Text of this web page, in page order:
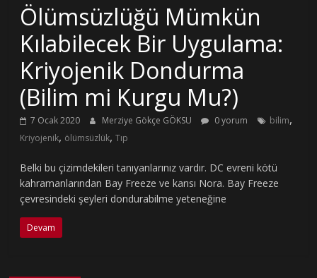
Ölümsüzlüğü Mümkün
Kılabilecek Bir Uygulama:
Kriyojenik Dondurma
(Bilim mi Kurgu Mu?)
7 Ocak 2020 Merziye Gökçe GÖKSU 0 yorum bilim,
Kriyojenik, ölümsüzlük,Tıp
Belki bu çizimdekileri tanıyanlarınız vardır. DC evreni kötü
kahramanlarından Bay Freeze ve karısı Nora. Bay Freeze
çevresindeki şeyleri dondurabilme yeteneğine
Devam